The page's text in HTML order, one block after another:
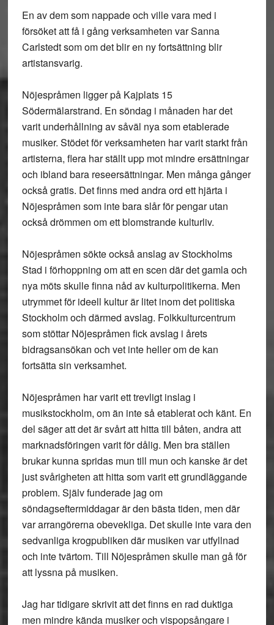
En av dem som nappade och ville vara med i
försöket att få i gång verksamheten var Sanna
Carlstedt som om det blir en ny fortsättning blir
artistansvarig.
Nöjespråmen ligger på Kajplats 15
Södermälarstrand. En söndag i månaden har det
varit underhållning av såväl nya som etablerade
musiker. Stödet för verksamheten har varit starkt från
artisterna, flera har ställt upp mot mindre ersättningar
och ibland bara reseersättningar. Men många gånger
också gratis. Det finns med andra ord ett hjärta i
Nöjespråmen som inte bara slår för pengar utan
också drömmen om ett blomstrande kulturliv.
Nöjespråmen sökte också anslag av Stockholms
Stad i förhoppning om att en scen där det gamla och
nya möts skulle finna nåd av kulturpolitikerna. Men
utrymmet för ideell kultur är litet inom det politiska
Stockholm och därmed avslag. Folkkulturcentrum
som stöttar Nöjespråmen fick avslag i årets
bidragsansökan och vet inte heller om de kan
fortsätta sin verksamhet.
Nöjespråmen har varit ett trevligt inslag i
musikstockholm, om än inte så etablerat och känt. En
del säger att det är svårt att hitta till båten, andra att
marknadsföringen varit för dålig. Men bra ställen
brukar kunna spridas mun till mun och kanske är det
just svårigheten att hitta som varit ett grundläggande
problem. Själv funderade jag om
söndagseftermiddagar är den bästa tiden, men där
var arrangörerna obevekliga. Det skulle inte vara den
sedvanliga krogpubliken där musiken var utfyllnad
och inte tvärtom. Till Nöjespråmen skulle man gå för
att lyssna på musiken.
Jag har tidigare skrivit att det finns en rad duktiga
men mindre kända musiker och vispopsångare i